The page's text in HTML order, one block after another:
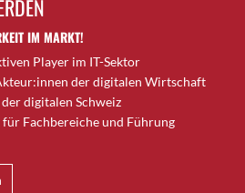
IM MARKT!
Player im IT-Sektor
der digitalen Wirtschaft
digitalen Schweiz
Fachbereiche und Führung